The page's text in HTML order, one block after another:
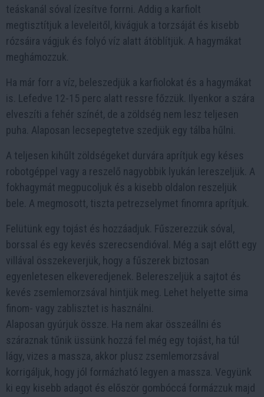
teáskanál sóval ízesítve forrni. Addig a karfiolt
megtisztítjuk a leveleitől, kivágjuk a torzsáját és kisebb
rózsáira vágjuk és folyó víz alatt átöblítjük. A hagymákat
meghámozzuk.
Ha már forr a víz, beleszedjük a karfiolokat és a hagymákat
is. Lefedve 12-15 perc alatt ressre főzzük. Ilyenkor a szára
elveszíti a fehér színét, de a zöldség nem lesz teljesen
puha. Alaposan lecsepegtetve szedjük egy tálba hűlni.
A teljesen kihűlt zöldségeket durvára aprítjuk egy késes
robotgéppel vagy a reszelő nagyobbik lyukán lereszeljük. A
fokhagymát megpucoljuk és a kisebb oldalon reszeljük
bele. A megmosott, tiszta petrezselymet finomra aprítjuk.
Felütünk egy tojást és hozzáadjuk. Fűszerezzük sóval,
borssal és egy kevés szerecsendióval. Még a sajt előtt egy
villával összekeverjük, hogy a fűszerek biztosan
egyenletesen elkeveredjenek. Belereszeljük a sajtot és
kevés zsemlemorzsával hintjük meg. Lehet helyette sima
finom- vagy zablisztet is használni.
Alaposan gyúrjuk össze. Ha nem akar összeállni és
száraznak tűnik üssünk hozzá fel még egy tojást, ha túl
lágy, vizes a massza, akkor plusz zsemlemorzsával
korrigáljuk, hogy jól formázható legyen a massza. Vegyünk
ki egy kisebb adagot és először gombóccá formázzuk majd